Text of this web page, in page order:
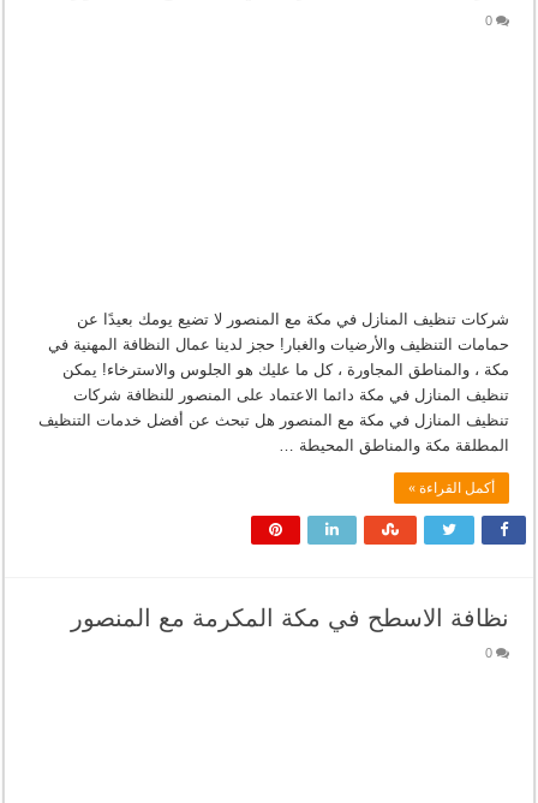
0
شركات تنظيف المنازل في مكة مع المنصور لا تضيع يومك بعيدًا عن
حمامات التنظيف والأرضيات والغبار! حجز لدينا عمال النظافة المهنية في
مكة ، والمناطق المجاورة ، كل ما عليك هو الجلوس والاسترخاء! يمكن
تنظيف المنازل في مكة دائما الاعتماد على المنصور للنظافة شركات
تنظيف المنازل في مكة مع المنصور هل تبحث عن أفضل خدمات التنظيف
المطلقة مكة والمناطق المحيطة …
أكمل القراءة »
نظافة الاسطح في مكة المكرمة مع المنصور
0